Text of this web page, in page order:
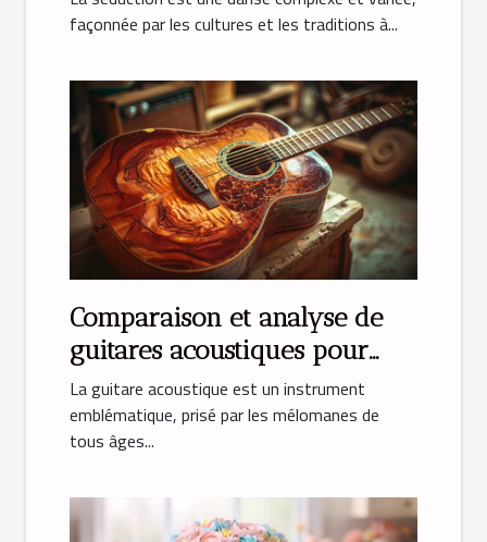
façonnée par les cultures et les traditions à...
Comparaison et analyse de
guitares acoustiques pour
débutants
La guitare acoustique est un instrument
emblématique, prisé par les mélomanes de
tous âges...